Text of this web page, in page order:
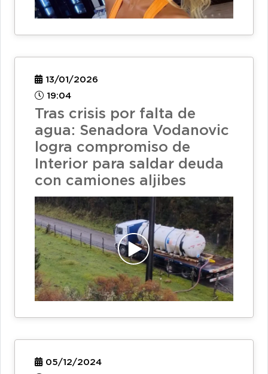
13/01/2026
19:04
Tras crisis por falta de
agua: Senadora Vodanovic
logra compromiso de
Interior para saldar deuda
con camiones aljibes
05/12/2024